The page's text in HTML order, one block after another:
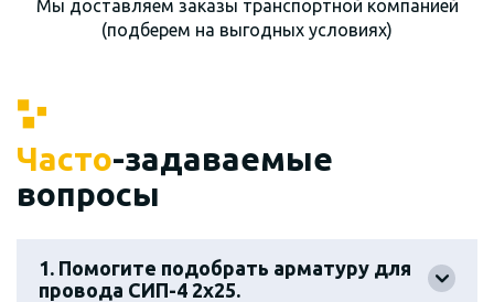
Мы доставляем заказы транспортной компанией
(подберем на выгодных условиях)
Часто-задаваемые
вопросы
1. Помогите подобрать арматуру для
провода СИП-4 2х25.